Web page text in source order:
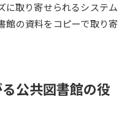
夢ナビライブ
に取り寄せられるシステム
館の資料をコピーで取り寄
る公共図書館の役